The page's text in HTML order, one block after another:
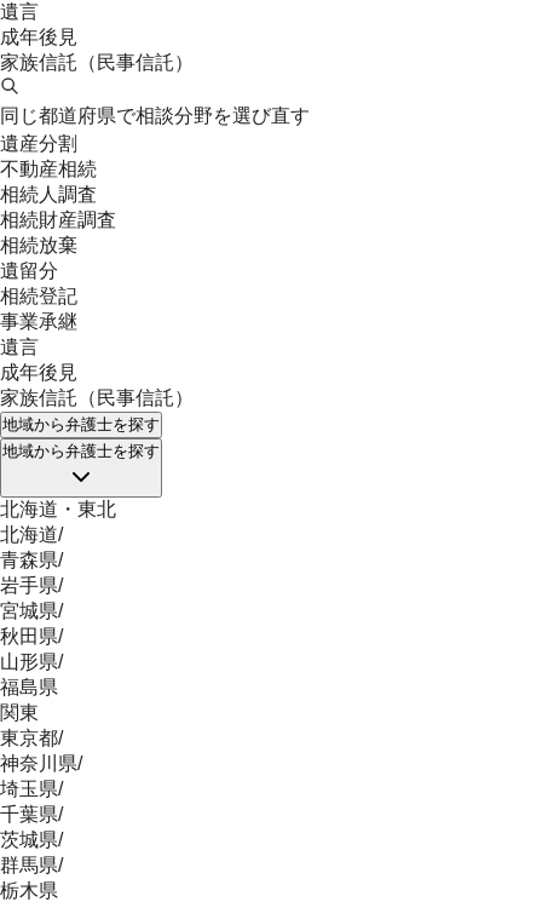
遺言
成年後見
家族信託（民事信託）
同じ都道府県で相談分野を選び直す
遺産分割
不動産相続
相続人調査
相続財産調査
相続放棄
遺留分
相続登記
事業承継
遺言
成年後見
家族信託（民事信託）
地域から弁護士を探す
地域から弁護士を探す
北海道・東北
北海道/
青森県/
岩手県/
宮城県/
秋田県/
山形県/
福島県
関東
東京都/
神奈川県/
埼玉県/
千葉県/
茨城県/
群馬県/
栃木県